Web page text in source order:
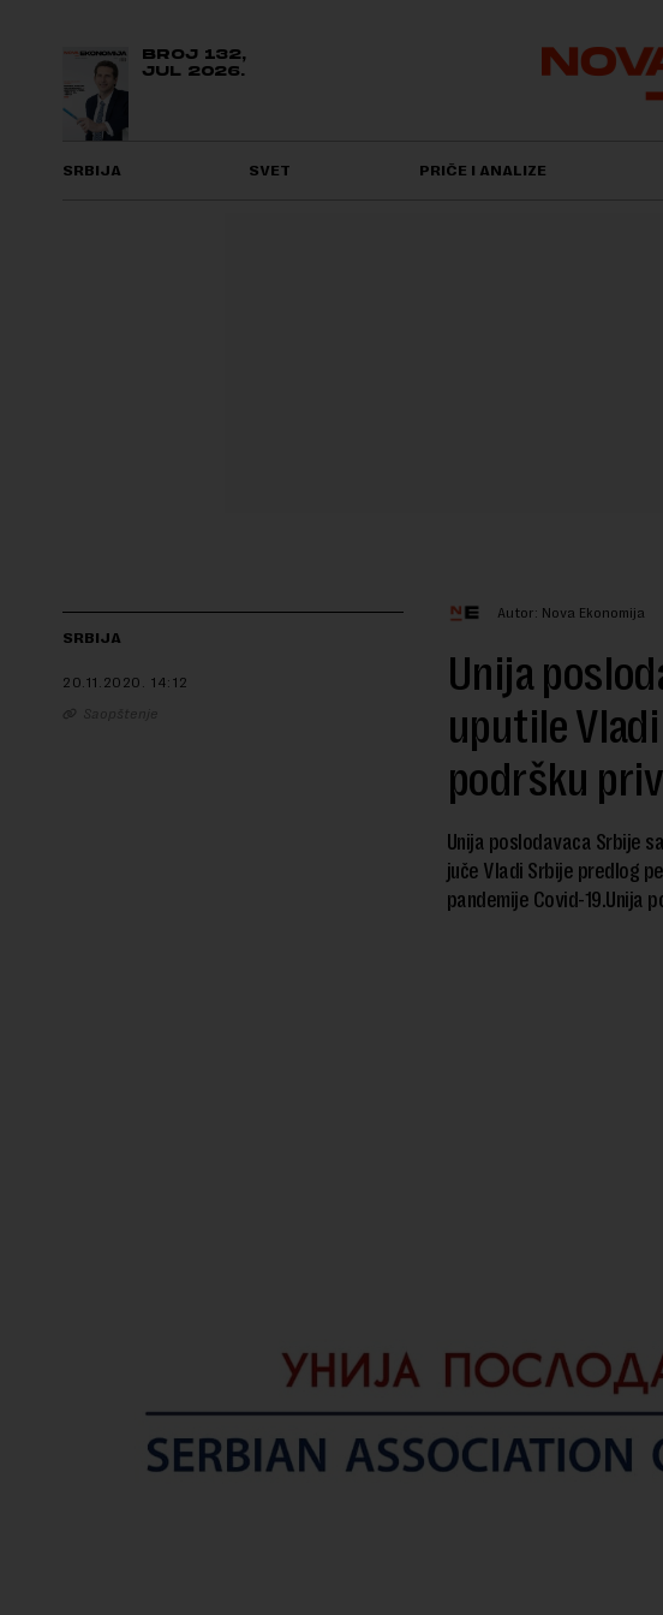
BROJ 132,
JUL 2026.
SRBIJA SVET PRIČE I ANALIZE
SRBIJA
20.11.2020. 14:12
Saopštenje
Autor: Nova Ekonomija
Unija
uputile
podršku
Unija poslodavaca Srbije
juče Vladi Srbije predlog
pandemije Covid-19.Unija